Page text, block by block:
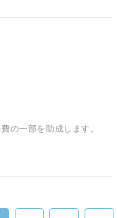
の一部を助成します。